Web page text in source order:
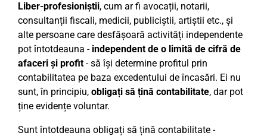
Liber-profesioniștii, cum ar fi avocații, notarii,
consultanții fiscali, medicii, publiciștii, artiștii etc., și
alte persoane care desfășoară activități independente
pot întotdeauna - independent de o limită de cifră de
afaceri și profit- să își determine profitul prin
contabilitatea pe baza excedentului de încasări. Ei nu
sunt, în principiu, obligați să țină contabilitate, dar pot
ține evidențe voluntar.
Sunt întotdeauna obligați să țină contabilitate -